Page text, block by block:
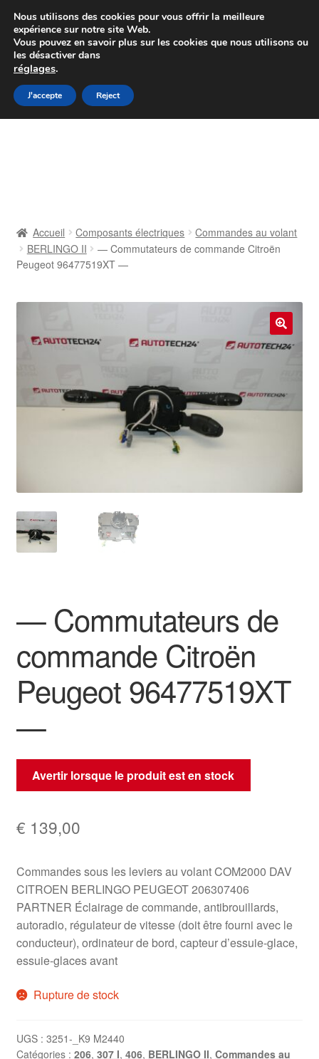
Colissimo livraison à partir de 7 EUR
Du lundi au vendredi de 9 h à 16 h
Aller
à
Aller
au
Contact
Paiements
Politique de confidentialité
Procédure de Réclamation
Accueil Composants électriques
Commandes au volant
BERLINGO II
— Commutateurs de commande Citroën
Peugeot 96477519XT —
🔍
— Commutateurs de
commande Citroën
Peugeot 96477519XT
—
Avertir lorsque le produit est en stock
€ 139,00
Commandes sous les leviers au volant COM2000 DAV
CITROEN BERLINGO PEUGEOT 206307406
PARTNER Éclairage de commande, antibrouillards,
autoradio, régulateur de vitesse (doit être fourni avec le
conducteur), ordinateur de bord, capteur d’essuie-glace,
essuie-glaces avant
Rupture de stock
UGS : 3251-_K9 M2440
Catégories : 206, 307 I, 406, BERLINGO II, Commandes au
Nous utilisons des cookies pour vous offrir la meilleure
expérience sur notre site Web.
Vous pouvez en savoir plus sur les cookies que nous utilisons ou
les désactiver dans
réglages.
J'accepte Reject